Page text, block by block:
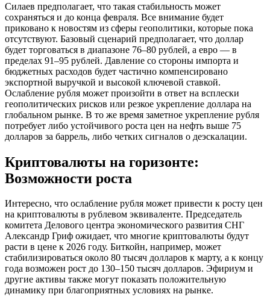
Силаев предполагает, что такая стабильность может
сохраняться и до конца февраля. Все внимание будет
приковано к новостям из сферы геополитики, которые пока
отсутствуют. Базовый сценарий предполагает, что доллар
будет торговаться в диапазоне 76–80 рублей, а евро — в
пределах 91–95 рублей. Давление со стороны импорта и
бюджетных расходов будет частично компенсировано
экспортной выручкой и высокой ключевой ставкой.
Ослабление рубля может произойти в ответ на всплески
геополитических рисков или резкое укрепление доллара на
глобальном рынке. В то же время заметное укрепление рубля
потребует либо устойчивого роста цен на нефть выше 75
долларов за баррель, либо четких сигналов о деэскалации.
Криптовалюты на горизонте:
Возможности роста
Интересно, что ослабление рубля может привести к росту цен
на криптовалюты в рублевом эквиваленте. Председатель
комитета Делового центра экономического развития СНГ
Александр Гриф ожидает, что многие криптовалюты будут
расти в цене к 2026 году. Биткойн, например, может
стабилизироваться около 80 тысяч долларов к марту, а к концу
года возможен рост до 130–150 тысяч долларов. Эфириум и
другие активы также могут показать положительную
динамику при благоприятных условиях на рынке.